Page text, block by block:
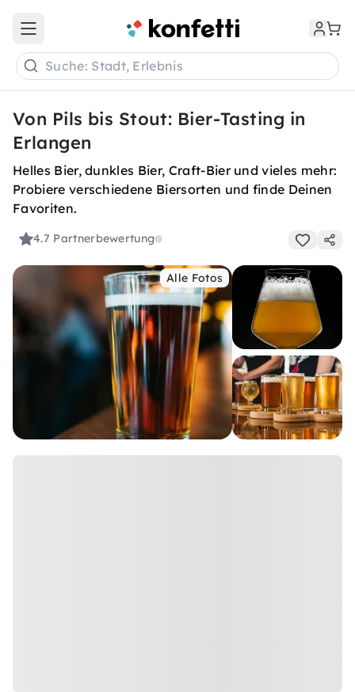
Open main menu
Suche: Stadt, Erlebnis
Von Pils bis Stout: Bier-Tasting in
Erlangen
Helles Bier, dunkles Bier, Craft-Bier und vieles mehr:
Probiere verschiedene Biersorten und finde Deinen
Favoriten.
4.7 Partnerbewertung
Alle Fotos